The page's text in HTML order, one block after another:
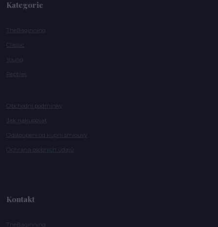
Kategorie
TheBaginning
Classic
Young
Reptiles
Obchodní podmínky
Jak nakupovat
Odstoupení od kupní smlouvy
Ochrana osobních údajů
Kontakt
TheBaginning